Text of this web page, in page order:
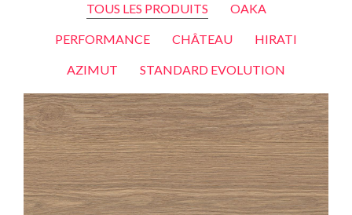
TOUS LES PRODUITS OAKA
PERFORMANCE CHÂTEAU HIRATI
AZIMUT STANDARD EVOLUTION